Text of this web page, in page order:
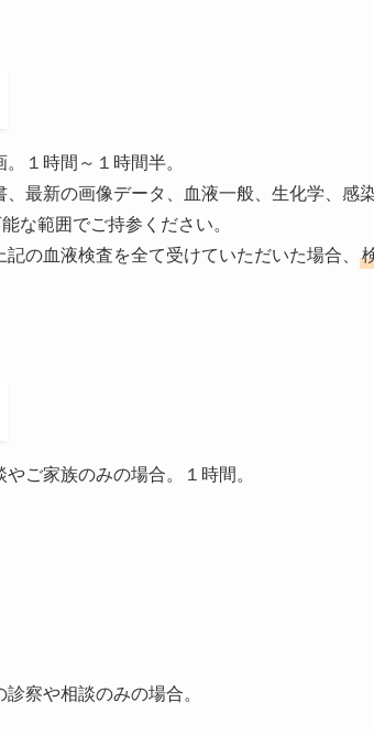
１時間～１時間半。
最新の画像データ、血液一般、生化学、感
な範囲でご持参ください。
の血液検査を全て受けていただいた場合、
ご家族のみの場合。１時間。
察や相談のみの場合。